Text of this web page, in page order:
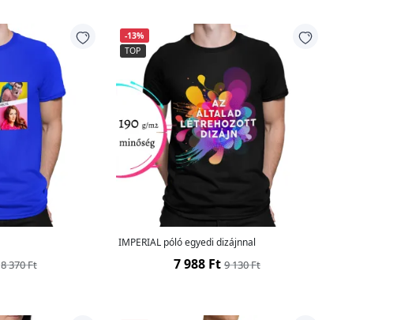
8 370 Ft
-13%
TOP
IMPERIAL póló egyedi dizájnnal
7 988 Ft 9 130 Ft